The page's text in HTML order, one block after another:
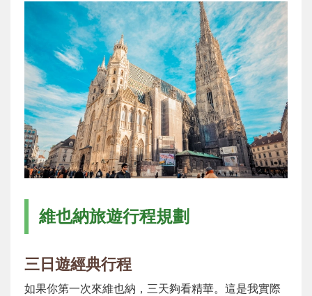
維也納旅遊行程規劃
三日遊經典行程
如果你第一次來維也納，三天夠看精華。這是我實際